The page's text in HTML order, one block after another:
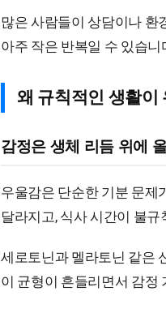
많은 사람들이 상담이나 환
아주 작은 반복일 수 있습니
왜 규칙적인 생활이
감정은 생체 리듬 위에
우울감은 단순한 기분 문제
달라지고, 식사 시간이 불
세로토닌과 멜라토닌 같은
이 균형이 흔들리면서 감정